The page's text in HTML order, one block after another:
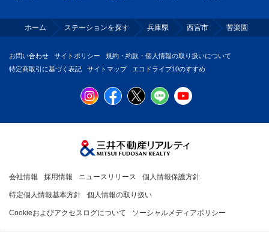
ホーム ステーションを探す 兵庫県 西宮市 苦楽園
お問い合わせ サイトポリシー
規約・約款・個人情報の取り扱いについて
特定商取引に基づく表記
サイトマップ エコドライブ10のすすめ
会社情報 採用情報 ニュースリリース 個人情報保護方針
特定個人情報基本方針 個人情報の取り扱い
Cookieおよびアクセスログについて ソーシャルメディアポリシー